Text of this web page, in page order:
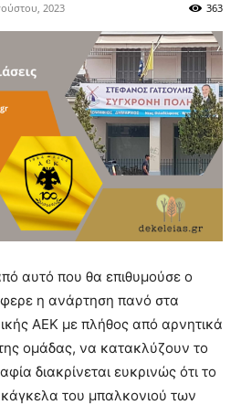
2023 363
αυτό που θα επιθυμούσε ο
η ανάρτηση πανό στα
ΑΕΚ με πλήθος από αρνητικά
ομάδας, να κατακλύζουν το
διακρίνεται ευκρινώς ότι το
του μπαλκονιού των